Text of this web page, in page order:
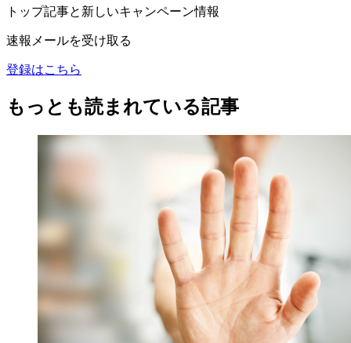
トップ記事と新しいキャンペーン情報
速報メールを受け取る
登録はこちら
もっとも読まれている記事